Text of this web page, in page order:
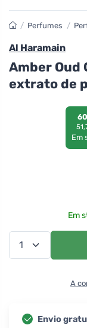
/ Perfumes /
Al Haramain
Amber Oud
extrato de
Em
Em
A
Envio